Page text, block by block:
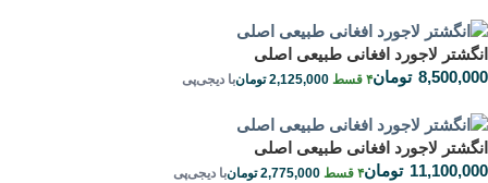
انگشتر لاجورد افغانی طبیعی اصلی
8,500,000 تومان۴ قسط 2,125,000 تومانبا دیجی‌پی
انگشتر لاجورد افغانی طبیعی اصلی
11,100,000 تومان۴ قسط 2,775,000 تومانبا دیجی‌پی